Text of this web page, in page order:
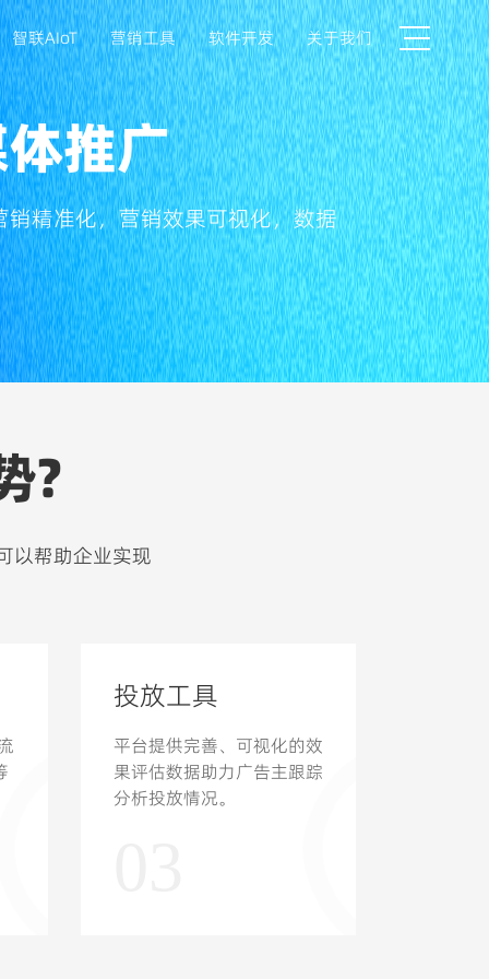
智联AIoT 营销工具 软件开发 关于我们
推广
精准化，营销效果可视化，数据
?
以帮助企业实现
投放工具
平台提供完善、可视化的效
果评估数据助力广告主跟踪
分析投放情况。